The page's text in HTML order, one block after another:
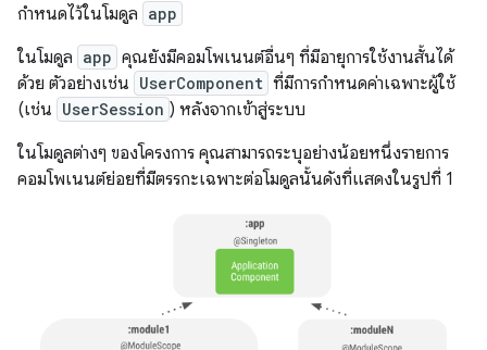
กำหนดไว้ในโมดูล app
ในโมดูล app คุณยังมีคอมโพเนนต์อื่นๆ ที่มีอายุการใช้งานสั้นได้
ด้วย ตัวอย่างเช่น UserComponent ที่มีการกำหนดค่าเฉพาะผู้ใช้
(เช่น UserSession ) หลังจากเข้าสู่ระบบ
ในโมดูลต่างๆ ของโครงการ คุณสามารถระบุอย่างน้อยหนึ่งรายการ
คอมโพเนนต์ย่อยที่มีตรรกะเฉพาะต่อโมดูลนั้นดังที่แสดงในรูปที่ 1